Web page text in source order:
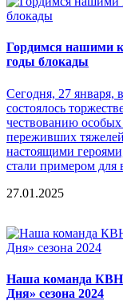
Гордимся нашими
годы блокады
Сегодня, 27 января,
состоялось
чествованию
переживших
настоящими
стали примером для
27.01.2025
Наша команда КВН
Дня» сезона 2024